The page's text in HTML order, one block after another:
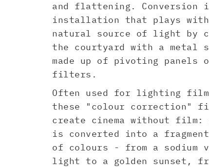
and flattening. Conversion
installation that plays
natural source of light by
the courtyard with a metal
made up of pivoting panels
filters.
Often used for lighting
these "colour correction"
create cinema without film:
is converted into a
of colours - from a sodium
light to a golden sunset,